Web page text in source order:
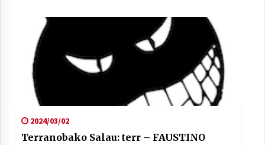
2024/03/02
Terranobako Salau: terr – FAUSTINO